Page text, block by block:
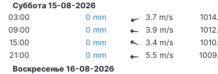
Суббота 15-08-2026
03:00
0 mm 3.7 m/s
09:00
0 mm 3.9 m/s
15:00
0 mm 3.4 m/s
21:00
0 mm 5.5 m/s
Воскресенье 16-08-2026